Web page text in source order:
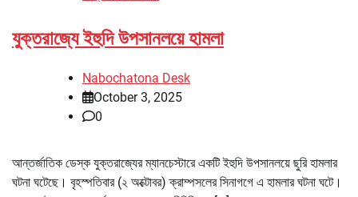
যুক্তরাজ্যে ইহুদি উপসানলয়ে হামলা
Nabochatona Desk
October 3, 2025
0
আন্তর্জাতিক ডেস্ক যুক্তরাজ্যের ম্যানচেস্টারে একটি ইহুদি উপসানলয়ে ছুরি হামলার
ঘটনা ঘটেছে। বৃহস্পতিবার (২ অক্টোবর) ক্রাম্পসলের সিনাগগে এ হামলার ঘটনা ঘটে।